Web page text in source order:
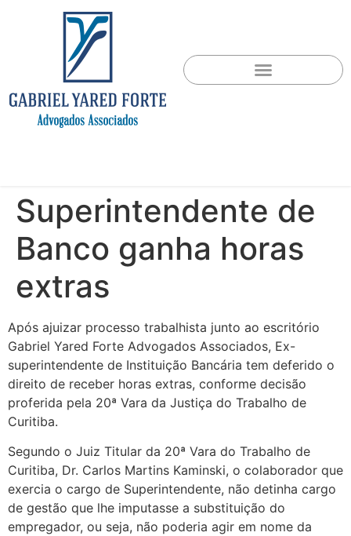
Superintendente de
Banco ganha horas
extras
Após ajuizar processo trabalhista junto ao escritório
Gabriel Yared Forte Advogados Associados, Ex-
superintendente de Instituição Bancária tem deferido o
direito de receber horas extras, conforme decisão
proferida pela 20ª Vara da Justiça do Trabalho de
Curitiba.
Segundo o Juiz Titular da 20ª Vara do Trabalho de
Curitiba, Dr. Carlos Martins Kaminski, o colaborador que
exercia o cargo de Superintendente, não detinha cargo
de gestão que lhe imputasse a substituição do
empregador, ou seja, não poderia agir em nome da